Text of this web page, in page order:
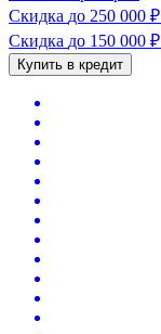
Скидка до 250 000 ₽
Скидка до 150 000 ₽
Купить в кредит